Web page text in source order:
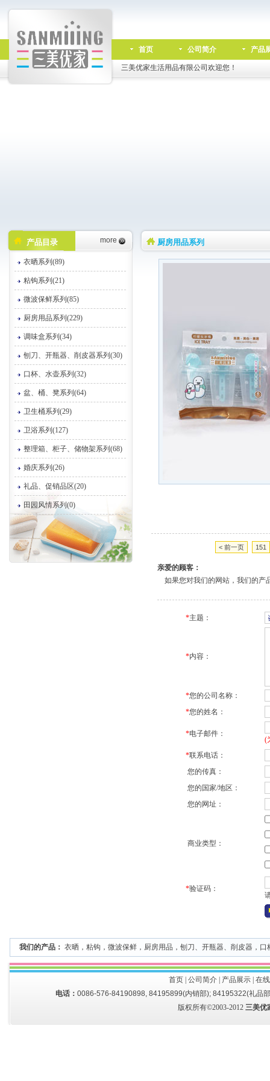
首页 公司简介 产品
三美优家生活用品有限公司欢迎您！
产品目录 more
衣晒系列(89)
粘钩系列(21)
微波保鲜系列(85)
厨房用品系列(229)
调味盒系列(34)
刨刀、开瓶器、削皮器系列(30)
口杯、水壶系列(32)
盆、桶、凳系列(64)
卫生桶系列(29)
卫浴系列(127)
整理箱、柜子、储物架系列(68)
婚庆系列(26)
礼品、促销品区(20)
田园风情系列(0)
厨房用品系列
< 前一页 151
亲爱的顾客：
如果您对我们的网站，我们的产
*主题：
*内容：
*您的公司名称：
*您的姓名：
*电子邮件：
(
*联系电话：
您的传真：
您的国家/地区：
您的网址：
商业类型：
*验证码：
我们的产品： 衣晒 ， 粘钩 ， 微波保鲜 ， 厨房用品 ， 刨刀、开瓶器、削皮器 ， 口
首页| 公司简介| 产品展示| 在
电话： 0086-576-84190898, 84195899(内销部); 84195322(礼品
版权所有©2003-2012 三美优